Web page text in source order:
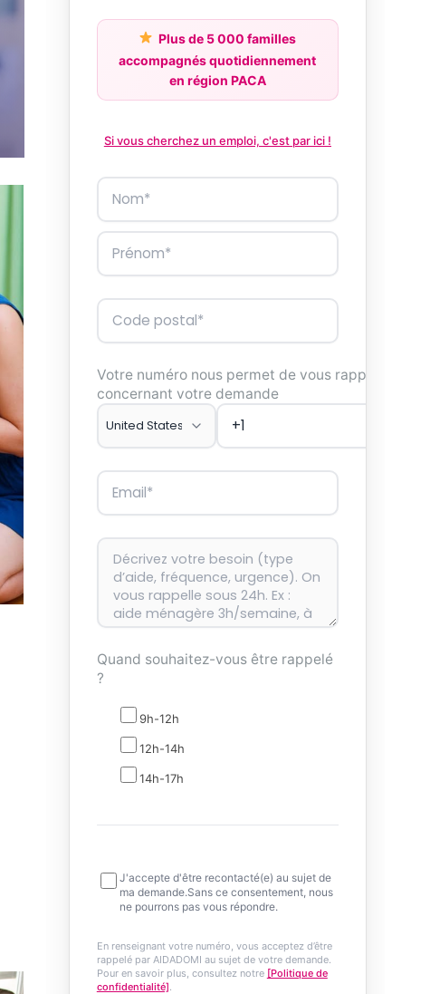
Plus de 5 000 familles
accompagnés quotidiennement
en région PACA
Si vous cherchez un emploi, c'est par ici !
Votre numéro nous permet de vous rappeler
concernant votre demande
Quand souhaitez-vous être rappelé
?
9h-12h
12h-14h
14h-17h
J'accepte d'être recontacté(e) au sujet de
ma demande.Sans ce consentement, nous
ne pourrons pas vous répondre.
En renseignant votre numéro, vous acceptez d’être
rappelé par AIDADOMI au sujet de votre demande.
Pour en savoir plus, consultez notre [Politique de
confidentialité]